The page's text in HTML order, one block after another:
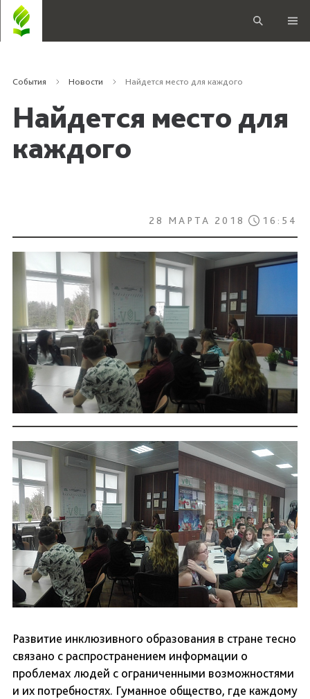
События Новости Найдется место для каждого
Найдется место для
каждого
28 МАРТА 2018 16:54
Развитие инклюзивного образования в стране тесно
связано с распространением информации о
проблемах людей с ограниченными возможностями
и их потребностях. Гуманное общество, где каждому